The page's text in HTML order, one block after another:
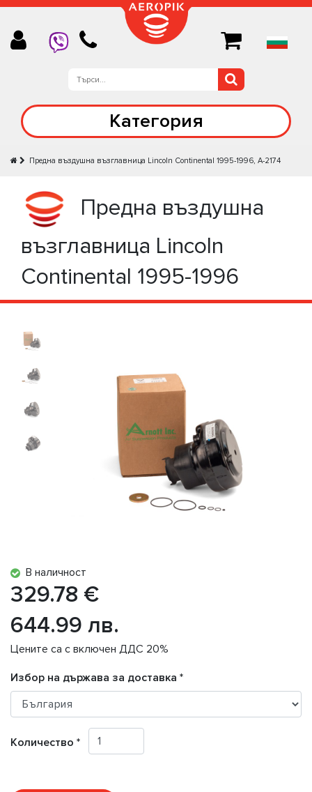
Категория
Предна въздушна възглавница Lincoln Continental 1995-1996, A-2174
Предна въздушна
възглавница Lincoln
Continental 1995-1996
В наличност
329.78 €
644.99 лв.
Цените са с включен ДДС 20%
Избор на държава за доставка *
Количество *